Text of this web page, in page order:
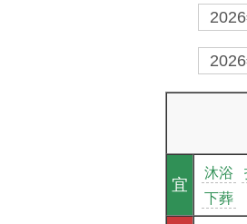
宜
沐浴
下葬